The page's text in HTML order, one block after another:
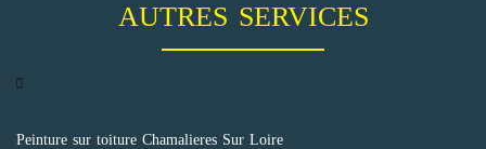
AUTRES SERVICES
Peinture sur toiture Chamalieres Sur Loire